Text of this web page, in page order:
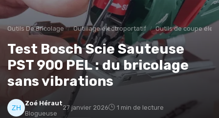
Outils De Bricolage Outillage électroportatif Outils de coupe
Test Bosch Scie Sauteuse
PST 900 PEL : du bricolage
sans vibrations
Zoé Héraut
Blogueuse
27 janvier 2026 1 min de lecture